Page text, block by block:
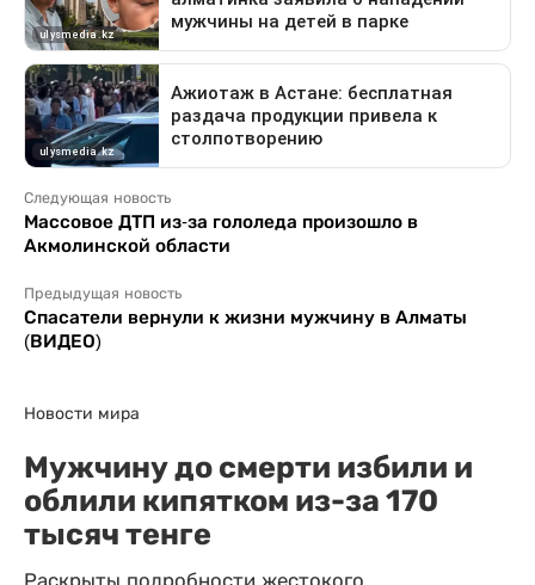
Следующая новость
Массовое ДТП из-за гололеда произошло в
Акмолинской области
Предыдущая новость
Спасатели вернули к жизни мужчину в Алматы
(ВИДЕО)
Новости мира
Мужчину до смерти избили и
облили кипятком из-за 170
тысяч тенге